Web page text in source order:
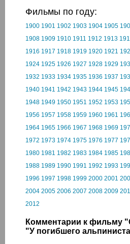
Фильмы по году:
1900 1901 1902 1903 1904 1905
1908 1909 1910 1911 1912 1913
1916 1917 1918 1919 1920 1921
1924 1925 1926 1927 1928 1929
1932 1933 1934 1935 1936 1937
1940 1941 1942 1943 1944 1945
1948 1949 1950 1951 1952 1953
1956 1957 1958 1959 1960 1961
1964 1965 1966 1967 1968 1969
1972 1973 1974 1975 1976 1977
1980 1981 1982 1983 1984 1985
1988 1989 1990 1991 1992 1993
1996 1997 1998 1999 2000 2001
2004 2005 2006 2007 2008 2009
2012
Комментарии к фильму
"У погибшего